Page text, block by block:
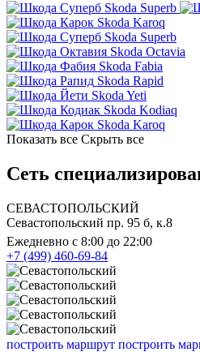
Skoda Superb
Skoda Karoq
Skoda Superb
Skoda Octavia
Skoda Fabia
Skoda Rapid
Skoda Yeti
Skoda Kodiaq
Skoda Karoq
Показать все Скрыть все
Сеть
СЕВАСТОПОЛЬСКИЙ
Севастопольский пр. 95 б, к.8
Ежедневно с 8:00 до 22:00
+7 (499) 460-69-84
построить маршрут построить